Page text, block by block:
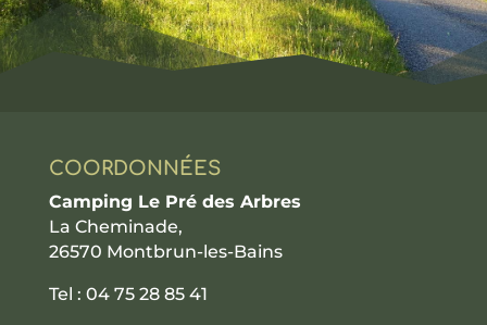
COORDONNÉES
Camping Le Pré des Arbres
La Cheminade,
26570 Montbrun-les-Bains
Tel : 04 75 28 85 41